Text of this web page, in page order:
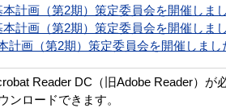
計画（第2期）策定委員会を開催しまし
計画（第2期）策定委員会を開催しまし
画（第2期）策定委員会を開催しまし
Reader DC（旧Adobe Reader）が
ンロードできます。